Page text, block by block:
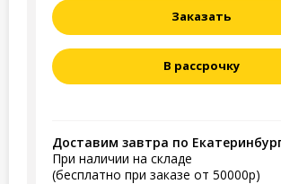
Заказать
В рассрочку
Доставим завтра по
При наличии на складе
(бесплатно при заказе от 50000р)